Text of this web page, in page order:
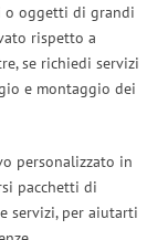
o oggetti di grandi
rispetto a
se richiedi servizi
e montaggio dei
personalizzato in
pacchetti di
servizi, per aiutarti